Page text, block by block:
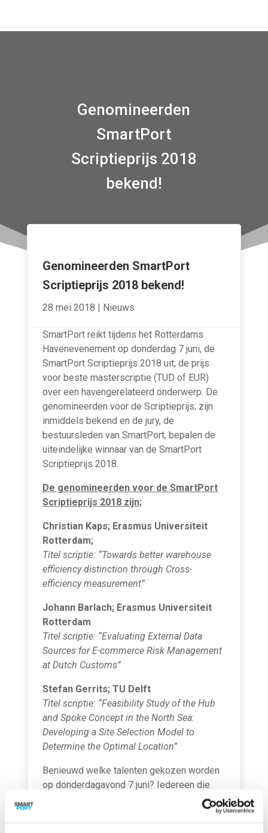
Genomineerden
SmartPort
Scriptieprijs 2018
bekend!
Genomineerden SmartPort
Scriptieprijs 2018 bekend!
28 mei 2018 | Nieuws
SmartPort reikt tijdens het Rotterdams
Havenevenement op donderdag 7 juni, de
SmartPort Scriptieprijs 2018 uit; de prijs
voor beste masterscriptie (TUD of EUR)
over een havengerelateerd onderwerp. De
genomineerden voor de Scriptieprijs; zijn
inmiddels bekend en de jury, de
bestuursleden van SmartPort, bepalen de
uiteindelijke winnaar van de SmartPort
Scriptieprijs 2018.
De genomineerden voor de SmartPort
Scriptieprijs 2018 zijn;
Christian Kaps; Erasmus Universiteit
Rotterdam;
Titel scriptie: “Towards better warehouse
efficiency distinction through Cross-
efficiency measurement”
Johann Barlach; Erasmus Universiteit
Rotterdam
Titel scriptie: “Evaluating External Data
Sources for E-commerce Risk Management
at Dutch Customs”
Stefan Gerrits; TU Delft
Titel scriptie: “Feasibility Study of the Hub
and Spoke Concept in the North Sea:
Developing a Site Selection Model to
Determine the Optimal Location”
Benieuwd welke talenten gekozen worden
op donderdagavond 7 juni? Iedereen die
werken en leren in de Rotterdamse haven,